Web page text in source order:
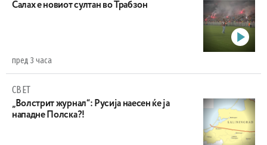
Салах е новиот султан во Трабзон
пред 3 часа
СВЕТ
„Волстрит журнал“: Русија наесен ќе ја
нападне Полска?!